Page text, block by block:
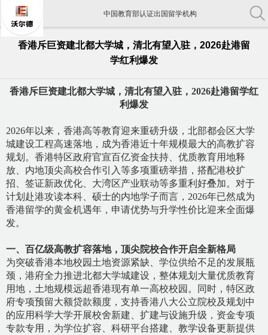
中国教育部认证出国留学机构
美国大学注册及录取委员会成员单位
中国教育部认证出国留学机构
中国留学行业协会常务理事单位
美国大学注册及录取委员会成员单位
香港斥巨资建北都大学城，清北有望入驻，2026赴港留
学红利爆发
香港斥巨资建北都大学城，清北有望入驻， 2026赴港留学红
利爆发
2026年以来，香港高等教育迎来重磅升级，北部都会区大学
城建设工程高速落地，成为香港近十年规模最大的高教扩容
规划。香港特区政府官宣百亿资金扶持、优质教育用地释
放、内地顶尖高校合作引入等多项重磅举措，搭配港校扩
招、签证新政优化、大湾区产业联动等多重利好叠加。对于
计划赴港攻读本科、硕士的内地学子而言，2026年已然成为
香港留学的黄金机遇年，申请优势与升学性价比迎来全面爆
发。
一、百亿级高教扩容落地，顶尖院校合作开启全新格局
为突破香港本地校园土地资源紧缺、学位供给不足的发展瓶
颈，港府全力推进北都大学城建设，整体规划大量优质教育
用地，土地规模远超香港现有单一高校校园。同时，特区政
府专项预留大额贷款额度，支持香港八大公立院校及规划中
的应用科学大学开展校舍新建、扩建与设施升级，资金专项
专款专用，为学位扩容、科研平台搭建、教学设备更新提供